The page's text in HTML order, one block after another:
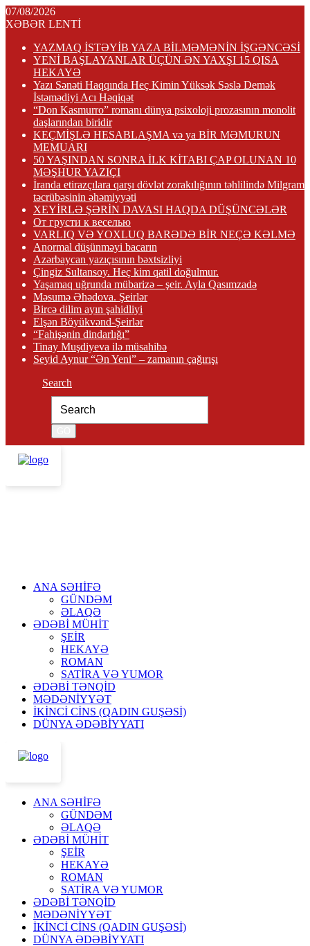
07/08/2026
XƏBƏR LENTİ
YAZMAQ İSTƏYİB YAZA BİLMƏMƏNİN İŞGƏNCƏSİ
YENİ BAŞLAYANLAR ÜÇÜN ƏN YAXŞI 15 QISA
HEKAYƏ
Yazı Sənəti Haqqında Heç Kimin Yüksək Səslə Demək
İstəmədiyi Acı Həqiqət
“Don Kasmurro” romanı dünya psixoloji prozasının monolit
daşlarından biridir
KEÇMİŞLƏ HESABLAŞMA və ya BİR MƏMURUN
MEMUARI
50 YAŞINDAN SONRA İLK KİTABI ÇAP OLUNAN 10
MƏŞHUR YAZIÇI
İranda etirazçılara qarşı dövlət zorakılığının təhlilində Milgram
təcrübəsinin əhəmiyyəti
XEYİRLƏ ŞƏRİN DAVASI HAQDA DÜŞÜNCƏLƏR
От грусти к веселью
VARLIQ VƏ YOXLUQ BARƏDƏ BİR NEÇƏ KƏLMƏ
Anormal düşünməyi bacarın
Azərbaycan yazıçısının bəxtsizliyi
Çingiz Sultansoy. Heç kim qatil doğulmur.
Yaşamaq uğrunda mübarizə – şeir. Ayla Qasımzadə
Məsumə Əhədova. Şeirlər
Bircə dilim ayın şahidliyi
Elşən Böyükvənd-Şeirlər
“Fahişənin dindarlığı”
Tinay Muşdiyeva ilə müsahibə
Seyid Aynur “Ən Yeni” – zamanın çağırışı
Search
ANA SƏHİFƏ
GÜNDƏM
ƏLAQƏ
ƏDƏBİ MÜHİT
ŞEİR
HEKAYƏ
ROMAN
SATİRA VƏ YUMOR
ƏDƏBİ TƏNQİD
MƏDƏNİYYƏT
İKİNCİ CİNS (QADIN GUŞƏSİ)
DÜNYA ƏDƏBİYYATI
ANA SƏHİFƏ
GÜNDƏM
ƏLAQƏ
ƏDƏBİ MÜHİT
ŞEİR
HEKAYƏ
ROMAN
SATİRA VƏ YUMOR
ƏDƏBİ TƏNQİD
MƏDƏNİYYƏT
İKİNCİ CİNS (QADIN GUŞƏSİ)
DÜNYA ƏDƏBİYYATI